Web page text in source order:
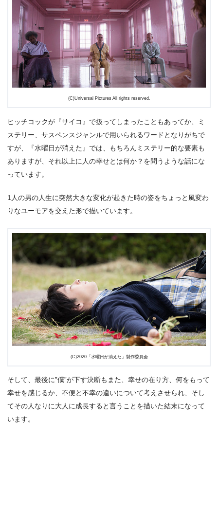
(C)Universal Pictures All rights reserved.
ヒッチコックが『サイコ』で扱ってしまったこともあってか、ミ
ステリー、サスペンスジャンルで用いられるワードとなりがちで
すが、『水曜日が消えた』では、もちろんミステリー的な要素も
ありますが、それ以上に人の幸せとは何か？を問うような話にな
っています。
1人の男の人生に突然大きな変化が起きた時の姿をちょっと風変わ
りなユーモアを交えた形で描いています。
(C)2020「水曜日が消えた」製作委員会
そして、最後に”僕”が下す決断もまた、幸せの在り方、何をもって
幸せを感じるか、不便と不幸の違いについて考えさせられ、そし
てその人なりに大人に成長すると言うことを描いた結末になって
います。